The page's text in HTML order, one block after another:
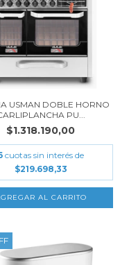
USMAN DOBLE HORNO
PU...
$1.318.190,00
cuotas sin interés de
$219.698,33